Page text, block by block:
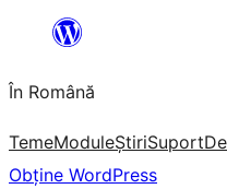
conținut
În Română
TemeModuleȘtiriSuport
Obține WordPress